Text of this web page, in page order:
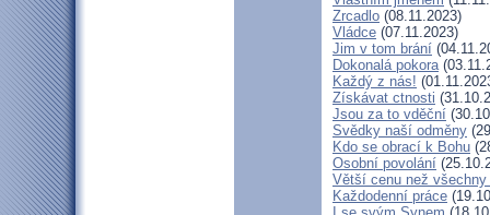
Zrcadlo (08.11.2023)
Vládce (07.11.2023)
Jim v tom brání
Dokonalá pokora
Každý z nás!
Získávat ctnosti
Jsou za to vděční
Svědky naší odměny
Kdo se obrací k Bohu
Osobní povolání
Větší cenu než všechny
Každodenní práce